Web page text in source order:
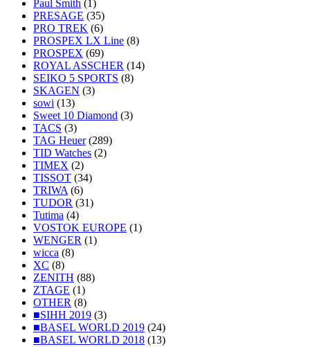
Paul Smith (1)
PRESAGE (35)
PRO TREK (6)
PROSPEX LX Line (8)
PROSPEX (69)
ROYAL ASSCHER (14)
SEIKO 5 SPORTS (8)
SKAGEN (3)
sowi (13)
Sweet 10 Diamond (3)
TACS (3)
TAG Heuer(289)
TID Watches (2)
TIMEX (2)
TISSOT (34)
TRIWA (6)
TUDOR (31)
Tutima (4)
VOSTOK EUROPE (1)
WENGER (1)
wicca (8)
XC (8)
ZENITH (88)
ZTAGE (1)
OTHER (8)
■SIHH 2019 (3)
■BASEL WORLD 2019 (24)
■BASEL WORLD 2018 (13)